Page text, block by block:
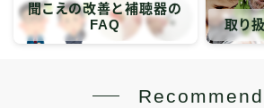
聞こえの改善と補聴器の
FAQ
取り
Recommend